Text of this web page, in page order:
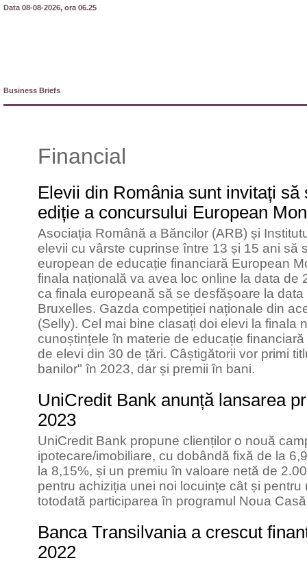
Data 08-08-2026, ora 06.25
Business Briefs
Financial
Elevii din România sunt invitați să
ediție a concursului European
Asociația Română a Băncilor (ARB) și
elevii cu vârste cuprinse între 13 și 15 ani să
european de educație financiară European
finala națională va avea loc online la data de
ca finala europeană să se desfășoare la
Bruxelles. Gazda competiției naționale din
(Selly). Cel mai bine clasați doi elevi la finala
cunoștințele în materie de educație
de elevi din 30 de țări. Câștigătorii vor primi
banilor" în 2023, dar și premii în bani.
UniCredit Bank anunță lansarea
2023
UniCredit Bank propune clienților o nouă
ipotecare/imobiliare, cu dobândă fixă de la
la 8,15%, și un premiu în valoare netă de
pentru achiziția unei noi locuințe cât și pentru
totodată participarea în programul Noua
Banca Transilvania a crescut
2022